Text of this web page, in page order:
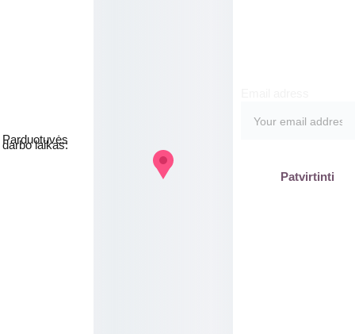
Patvirtinti
Parduotuvės
darbo laikas: